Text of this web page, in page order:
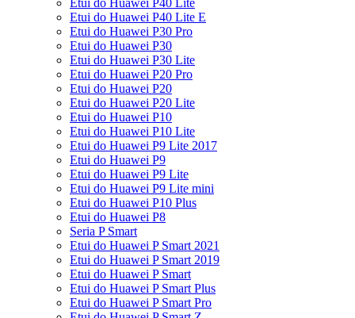
Etui do Huawei P40 Lite
Etui do Huawei P40 Lite E
Etui do Huawei P30 Pro
Etui do Huawei P30
Etui do Huawei P30 Lite
Etui do Huawei P20 Pro
Etui do Huawei P20
Etui do Huawei P20 Lite
Etui do Huawei P10
Etui do Huawei P10 Lite
Etui do Huawei P9 Lite 2017
Etui do Huawei P9
Etui do Huawei P9 Lite
Etui do Huawei P9 Lite mini
Etui do Huawei P10 Plus
Etui do Huawei P8
Seria P Smart
Etui do Huawei P Smart 2021
Etui do Huawei P Smart 2019
Etui do Huawei P Smart
Etui do Huawei P Smart Plus
Etui do Huawei P Smart Pro